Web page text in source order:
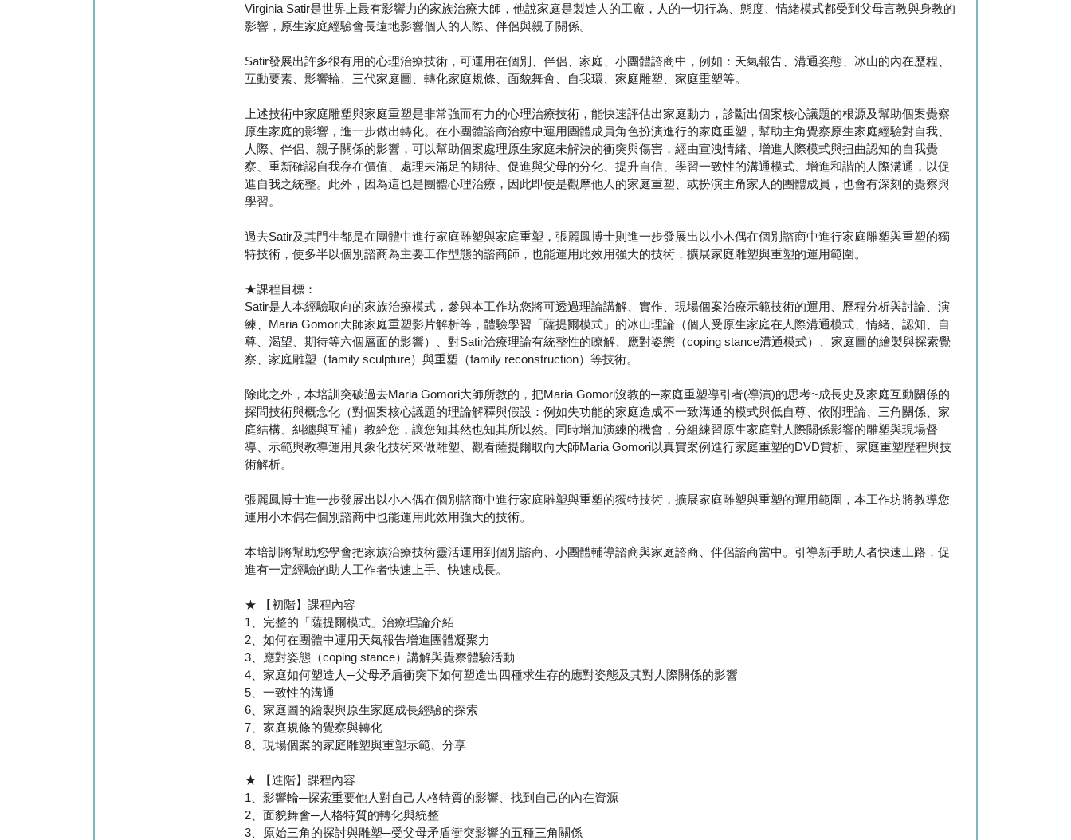
Virginia Satir是世界上最有影響力的家族治療大師，他說家庭是製造人的工廠，人的一切行為、態度、情緒模式都受到父母言教與身教的
影響，原生家庭經驗會長遠地影響個人的人際、伴侶與親子關係。
Satir發展出許多很有用的心理治療技術，可運用在個別、伴侶、家庭、小團體諮商中，例如：天氣報告、溝通姿態、冰山的內在歷程、
互動要素、影響輪、三代家庭圖、轉化家庭規條、面貌舞會、自我環、家庭雕塑、家庭重塑等。
上述技術中家庭雕塑與家庭重塑是非常強而有力的心理治療技術，能快速評估出家庭動力，診斷出個案核心議題的根源及幫助個案覺察
原生家庭的影響，進一步做出轉化。在小團體諮商治療中運用團體成員角色扮演進行的家庭重塑，幫助主角覺察原生家庭經驗對自我、
人際、伴侶、親子關係的影響，可以幫助個案處理原生家庭未解決的衝突與傷害，經由宣洩情緒、增進人際模式與扭曲認知的自我覺
察、重新確認自我存在價值、處理未滿足的期待、促進與父母的分化、提升自信、學習一致性的溝通模式、增進和諧的人際溝通，以促
進自我之統整。此外，因為這也是團體心理治療，因此即使是觀摩他人的家庭重塑、或扮演主角家人的團體成員，也會有深刻的覺察與
學習。
過去Satir及其門生都是在團體中進行家庭雕塑與家庭重塑，張麗鳳博士則進一步發展出以小木偶在個別諮商中進行家庭雕塑與重塑的獨
特技術，使多半以個別諮商為主要工作型態的諮商師，也能運用此效用強大的技術，擴展家庭雕塑與重塑的運用範圍。
★課程目標：
Satir是人本經驗取向的家族治療模式，參與本工作坊您將可透過理論講解、實作、現場個案治療示範技術的運用、歷程分析與討論、演
練、Maria Gomori大師家庭重塑影片解析等，體驗學習「薩提爾模式」的冰山理論（個人受原生家庭在人際溝通模式、情緒、認知、自
尊、渴望、期待等六個層面的影響）、對Satir治療理論有統整性的瞭解、應對姿態（coping stance溝通模式）、家庭圖的繪製與探索覺
察、家庭雕塑（family sculpture）與重塑（family reconstruction）等技術。
除此之外，本培訓突破過去Maria Gomori大師所教的，把Maria Gomori沒教的─家庭重塑導引者(導演)的思考~成長史及家庭互動關係的
探問技術與概念化（對個案核心議題的理論解釋與假設：例如失功能的家庭造成不一致溝通的模式與低自尊、依附理論、三角關係、家
庭結構、糾纏與互補）教給您，讓您知其然也知其所以然。同時增加演練的機會，分組練習原生家庭對人際關係影響的雕塑與現場督
導、示範與教導運用具象化技術來做雕塑、觀看薩提爾取向大師Maria Gomori以真實案例進行家庭重塑的DVD賞析、家庭重塑歷程與技
術解析。
張麗鳳博士進一步發展出以小木偶在個別諮商中進行家庭雕塑與重塑的獨特技術，擴展家庭雕塑與重塑的運用範圍，本工作坊將教導您
運用小木偶在個別諮商中也能運用此效用強大的技術。
本培訓將幫助您學會把家族治療技術靈活運用到個別諮商、小團體輔導諮商與家庭諮商、伴侶諮商當中。引導新手助人者快速上路，促
進有一定經驗的助人工作者快速上手、快速成長。
★ 【初階】課程內容
1、完整的「薩提爾模式」治療理論介紹
2、如何在團體中運用天氣報告增進團體凝聚力
3、應對姿態（coping stance）講解與覺察體驗活動
4、家庭如何塑造人─父母矛盾衝突下如何塑造出四種求生存的應對姿態及其對人際關係的影響
5、一致性的溝通
6、家庭圖的繪製與原生家庭成長經驗的探索
7、家庭規條的覺察與轉化
8、現場個案的家庭雕塑與重塑示範、分享
★ 【進階】課程內容
1、影響輪─探索重要他人對自己人格特質的影響、找到自己的內在資源
2、面貌舞會─人格特質的轉化與統整
3、原始三角的探討與雕塑─受父母矛盾衝突影響的五種三角關係